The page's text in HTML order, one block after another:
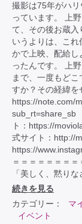
撮影は75年がハ
っています。 上
て、その後お蔵入
いうよりは、これ
かで上映、配給し
ったんです。 上
まで、一度もど
すか？その経緯を
https://note.com/
sub_rt=share_sb
ト：https://
式サイト：http://
https://
＝＝＝＝＝＝＝
「美しく、黙り
続きを見る
カテゴリー：
マ
イベント